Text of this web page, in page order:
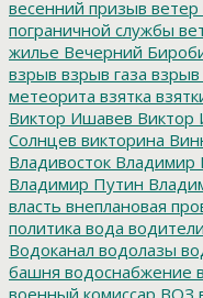
весенний призыв ветер
пограничной службы
жилье Вечерний
взрыв взрыв газа взрыв
метеорита взятка
Виктор Ишавев Виктор
Солнцев викторина
Владивосток Владимир
Владимир Путин
власть внеплановая
политика вода водители
Водоканал водолазы
башня водоснабжение
военный комиссар ВОЗ